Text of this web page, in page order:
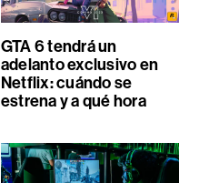
GTA 6 tendrá un
adelanto exclusivo en
Netflix: cuándo se
estrena y a qué hora